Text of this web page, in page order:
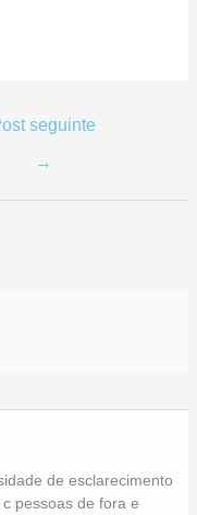
seguinte
→
de esclarecimento
pessoas de fora e